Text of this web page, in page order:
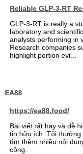
Reliable GLP-3-RT
GLP-3-RT is really a
laboratory and
analysts performing in
Research companies
highlight portion evi...
EA88
https://ea88.food/
Bài viết rất hay và dễ
tin hữu ích. Tôi thường
tìm thêm nhiều nội
công.